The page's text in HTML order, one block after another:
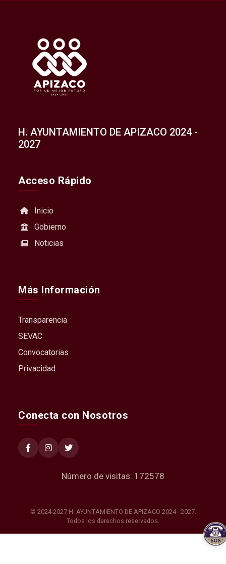
H. AYUNTAMIENTO DE APIZACO 2024 -
2027
Acceso Rápido
Inicio
Gobierno
Noticias
Más Información
Transparencia
SEVAC
Convocatorias
Privacidad
Conecta con Nosotros
Número de visitas: 172578
© 2024-2027 H. AYUNTAMIENTO DE APIZACO 2024 - 2027.
Todos los derechos reservados.